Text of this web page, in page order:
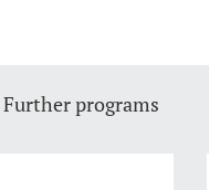
Further programs